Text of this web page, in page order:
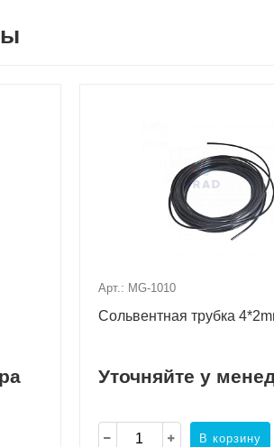
Арт.: MG-1010
Сольвентная трубка
Уточняйте у
В корзину